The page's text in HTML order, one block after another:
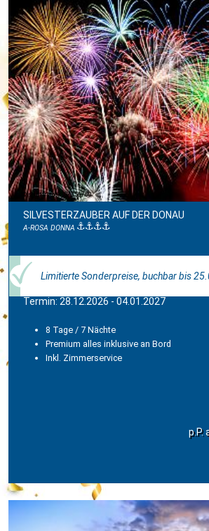
shutterstock_57756760
SILVESTERZAUBER AUF DER DONAU
A-ROSA DONNA
Limitierte Sonderpreise, buchbar bis
Termin: 28.12.2026 - 04.01.2027
8 Tage / 7 Nächte
Premium alles inklusive an Bord
Inkl. Zimmerservice